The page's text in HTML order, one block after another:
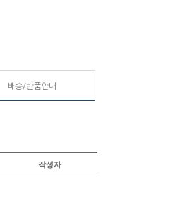
배송/반품안내